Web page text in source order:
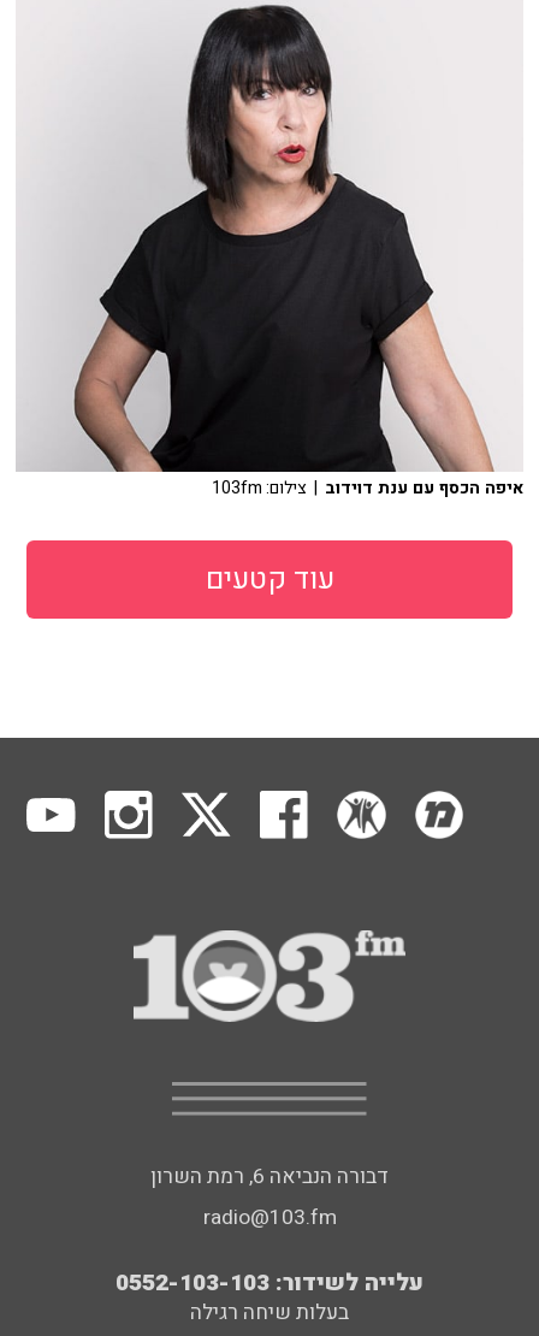
איפה הכסף עם ענת דוידוב | צילום: 103fm
עוד קטעים
דבורה הנביאה 6, רמת השרון
radio@103.fm
עלייה לשידור: 0552-103-103
בעלות שיחה רגילה